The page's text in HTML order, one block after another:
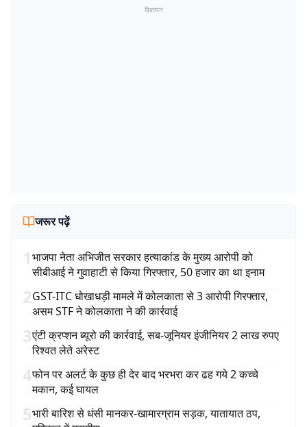
विज्ञापन
जरूर पढ़ें
1भाजपा नेता अभिजीत सरकार हत्याकांड के मुख्य आरोपी को
सीबीआई ने गुवाहाटी से किया गिरफ्तार, 50 हजार का था इनाम
2GST-ITC धोखाधड़ी मामले में कोलकाता से 3 आरोपी गिरफ्तार,
असम STF ने कोलकाता ने की कार्रवाई
3एंटी क्रप्शन ब्यूरो की कार्रवाई, सब-जूनियर इंजीनियर 2 लाख रुपए
रिश्वत लेते अरेस्ट
4फोन पर अलर्ट के कुछ ही देर बाद भरभरा कर ढह गये 2 कच्चे
मकान, कई घायल
5भारी बारिश से धंसी मानकर-खामारग्राम सड़क, यातायात ठप,